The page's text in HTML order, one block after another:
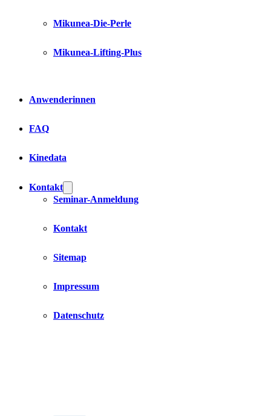
Mikunea-Die-Perle
Mikunea-Lifting-Plus
Anwenderinnen
FAQ
Kinedata
Kontakt
Seminar-Anmeldung
Kontakt
Sitemap
Impressum
Datenschutz